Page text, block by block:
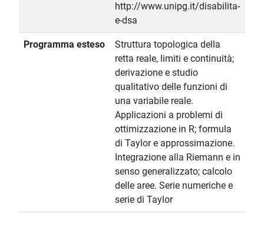
http://www.unipg.it/disabilita-
e-dsa
Programma esteso
Struttura topologica della
retta reale, limiti e continuità;
derivazione e studio
qualitativo delle funzioni di
una variabile reale.
Applicazioni a problemi di
ottimizzazione in R; formula
di Taylor e approssimazione.
Integrazione alla Riemann e in
senso generalizzato; calcolo
delle aree. Serie numeriche e
serie di Taylor